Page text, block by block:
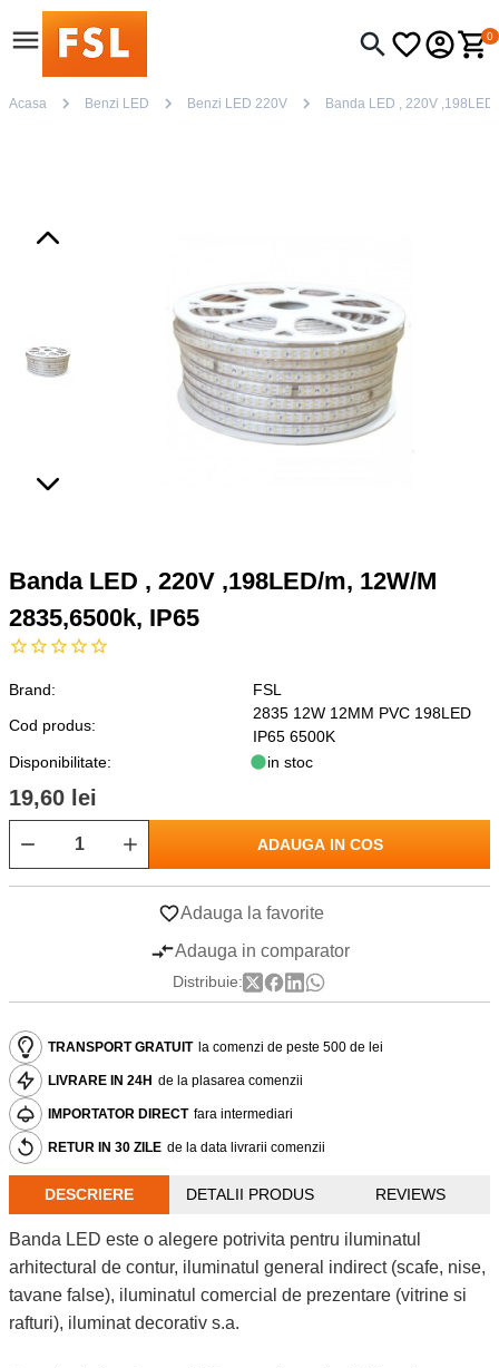
0
Acasa Benzi LED Benzi LED 220V Banda LED , 220V
Banda LED , 220V ,198LED/m, 12W/M
2835,6500k, IP65
Brand:
FSL
Cod produs:
2835 12W 12MM PVC 198LED
IP65 6500K
Disponibilitate:
in stoc
19,60 lei
ADAUGA IN COS
Adauga la favorite
Adauga in comparator
Distribuie:
TRANSPORT GRATUIT la comenzi de peste 500 de lei
LIVRARE IN 24H de la plasarea comenzii
IMPORTATOR DIRECT fara intermediari
RETUR IN 30 ZILE de la data livrarii comenzii
DESCRIERE DETALII PRODUS REVIEWS
Banda LED este o alegere potrivita pentru iluminatul
arhitectural de contur, iluminatul general indirect (scafe, nise,
tavane false), iluminatul comercial de prezentare (vitrine si
rafturi), iluminat decorativ s.a.